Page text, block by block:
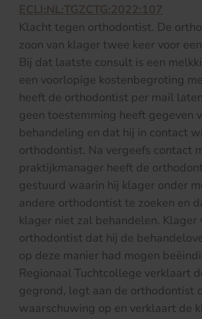
ECLI:NL:TGZCTG:2022:107
Klacht tegen orthodontist. De
zoon van klager twee keer voor
Bij dat laatste consult is een
een voorlopige kostenbegroting
heeft de orthodontist per mail
geen toestemming heeft gegeven
behandeling en dat hij in contact
orthodontist. Na vergeefs contact
praktijkmanager heeft de
gestuurd waarin hij klager onder
andere orthodontist te zoeken en
klager niet zal behandelen. Klager
orthodontist dat hij de
op deze manier had mogen
Regionaal Tuchtcollege verklaart
gegrond, legt aan de orthodontist
waarschuwing op en verklaart de